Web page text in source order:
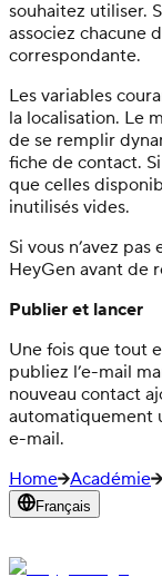
souhaitez utiliser.
associez chacune
correspondante.
Les variables
la localisation. Le
de se remplir
fiche de contact.
que celles
inutilisés vides.
Si vous n’avez
HeyGen avant de
Publier et lancer
Une fois que tout
publiez l’e-mail
nouveau contact
automatiquement
e-mail.
Home Académie
Français